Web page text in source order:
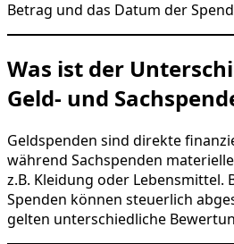
Betrag und das Datum der
Was ist der
Geld- und
Geldspenden sind direkte
während Sachspenden
z.B. Kleidung oder Lebensmittel.
Spenden können steuerlich
gelten unterschiedliche